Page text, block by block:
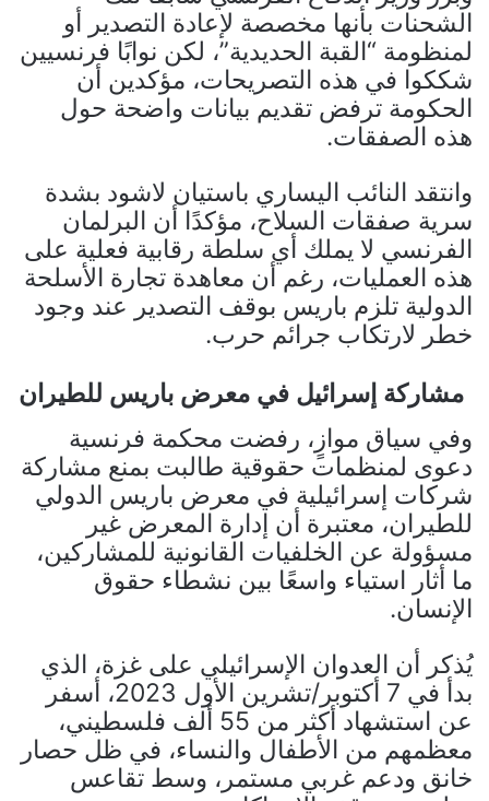
الشحنات بأنها مخصصة لإعادة التصدير أو
لمنظومة “القبة الحديدية”، لكن نوابًا فرنسيين
شككوا في هذه التصريحات، مؤكدين أن
الحكومة ترفض تقديم بيانات واضحة حول
هذه الصفقات.
وانتقد النائب اليساري باستيان لاشود بشدة
سرية صفقات السلاح، مؤكدًا أن البرلمان
الفرنسي لا يملك أي سلطة رقابية فعلية على
هذه العمليات، رغم أن معاهدة تجارة الأسلحة
الدولية تلزم باريس بوقف التصدير عند وجود
خطر لارتكاب جرائم حرب.
مشاركة إسرائيل في معرض باريس للطيران
وفي سياق موازٍ، رفضت محكمة فرنسية
دعوى لمنظمات حقوقية طالبت بمنع مشاركة
شركات إسرائيلية في معرض باريس الدولي
للطيران، معتبرة أن إدارة المعرض غير
مسؤولة عن الخلفيات القانونية للمشاركين،
ما أثار استياء واسعًا بين نشطاء حقوق
الإنسان.
يُذكر أن العدوان الإسرائيلي على غزة، الذي
بدأ في 7 أكتوبر/تشرين الأول 2023، أسفر
عن استشهاد أكثر من 55 ألف فلسطيني،
معظمهم من الأطفال والنساء، في ظل حصار
خانق ودعم غربي مستمر، وسط تقاعس